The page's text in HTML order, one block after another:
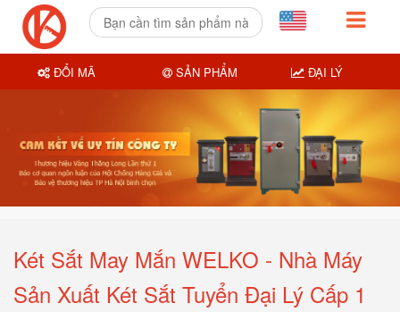
Két Sắt May Mắn WELKO - Nhà Máy
Sản Xuất Két Sắt Tuyển Đại Lý Cấp 1
ĐỔI MÃ SẢN PHẨM ĐẠI LÝ